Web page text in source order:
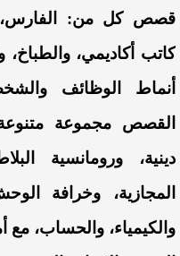
قصص كل من: الفارس
كاتب أكاديمي،والطباخ،
أنماط
الوظائف
القصص
مجموعة
دينية،ورومانسية
المجازية، وخرافة
والكيمياء،والحساب،مع